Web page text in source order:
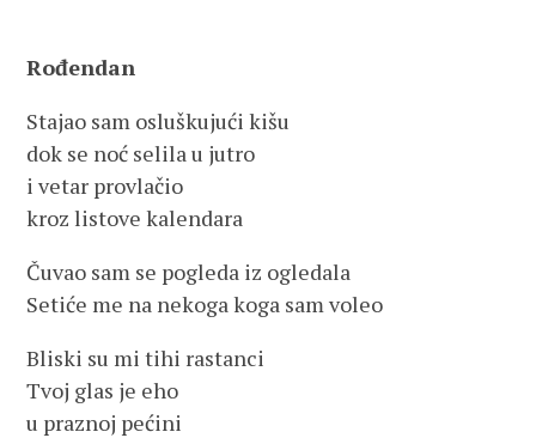
Rođendan
Stajao sam osluškujući kišu
dok se noć selila u jutro
i vetar provlačio
kroz listove kalendara
Čuvao sam se pogleda iz ogledala
Setiće me na nekoga koga sam voleo
Bliski su mi tihi rastanci
Tvoj glas je eho
u praznoj pećini